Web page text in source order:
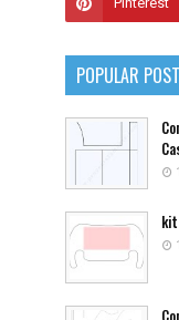
POPULAR